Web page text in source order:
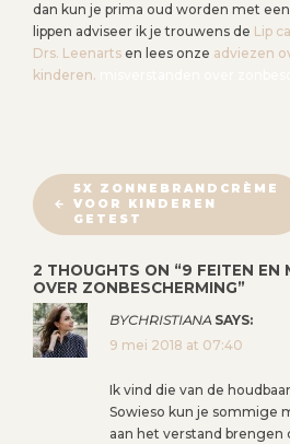
dan kun je prima oud worden met
lippen adviseer ik je trouwens de Lip
Drs. Leenarts en lees onze adviezen
kinderen.
B
E
I
C
H
T
5X ZONNEBRANDCRÈME
VOOR KINDEREN
GETEST
2 THOUGHTS ON “9 FEITEN EN
OVER ZONBESCHERMING”
BYCHRISTIANA SAYS:
9 mei 2018 at 07:40
Ik vind die van de
Sowieso kun je sommige
aan het verstand brengen